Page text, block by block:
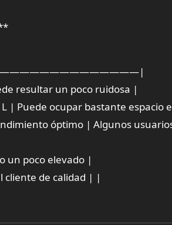
resultar un poco ruidosa |
| Puede ocupar bastante espacio
óptimo | Algunos
un poco elevado |
cliente de calidad | |